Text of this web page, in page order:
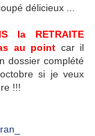
délicieux ...
la RETRAITE
au point car il
dossier complété
si je veux
!!!